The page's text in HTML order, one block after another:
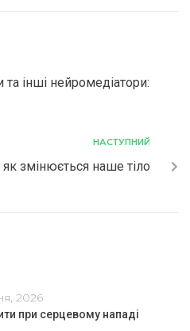
інші нейромедіатори:
НАСТУПНИЙ
як змінюється наше тіло
2026
при серцевому нападі